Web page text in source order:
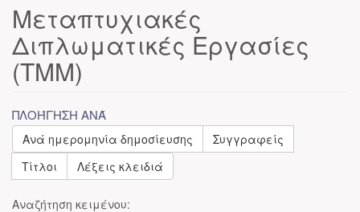
Μεταπτυχιακές
Διπλωματικές Εργασίες
(ΤΜΜ)
ΠΛΟΉΓΗΣΗ ΑΝΆ
Ανά ημερομηνία δημοσίευσης
Συγγραφείς
Τίτλοι
Λέξεις κλειδιά
Αναζήτηση κειμένου: